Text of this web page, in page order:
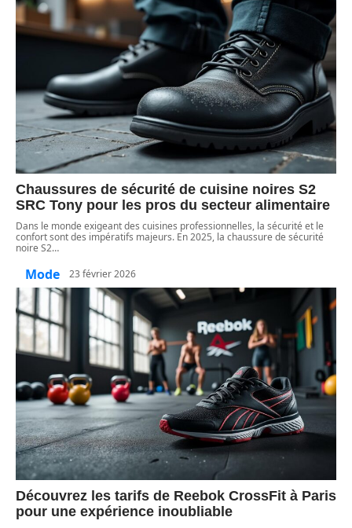
Chaussures de sécurité de cuisine noires S2
SRC Tony pour les pros du secteur alimentaire
Dans le monde exigeant des cuisines professionnelles, la sécurité et le
confort sont des impératifs majeurs. En 2025, la chaussure de sécurité
noire S2…
Mode 23 février 2026
Découvrez les tarifs de Reebok CrossFit à Paris
pour une expérience inoubliable